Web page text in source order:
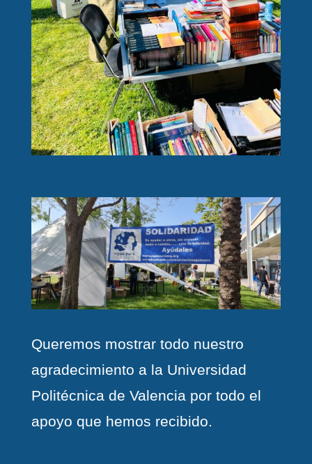
Queremos mostrar todo nuestro
agradecimiento a la Universidad
Politécnica de Valencia por todo el
apoyo que hemos recibido.